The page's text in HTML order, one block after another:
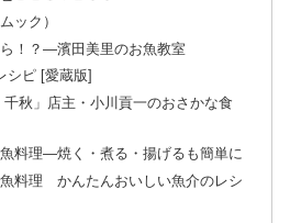
ック）
！？―濱田美里のお魚教室
シピ [愛蔵版]
秋」店主・小川貢一のおさかな食
料理―焼く・煮る・揚げるも簡単に
料理 かんたんおいしい魚介のレシ